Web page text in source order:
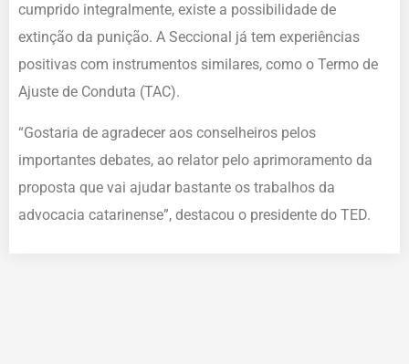
cumprido integralmente, existe a possibilidade de
extinção da punição. A Seccional já tem experiências
positivas com instrumentos similares, como o Termo de
Ajuste de Conduta (TAC).
“Gostaria de agradecer aos conselheiros pelos
importantes debates, ao relator pelo aprimoramento da
proposta que vai ajudar bastante os trabalhos da
advocacia catarinense”, destacou o presidente do TED.